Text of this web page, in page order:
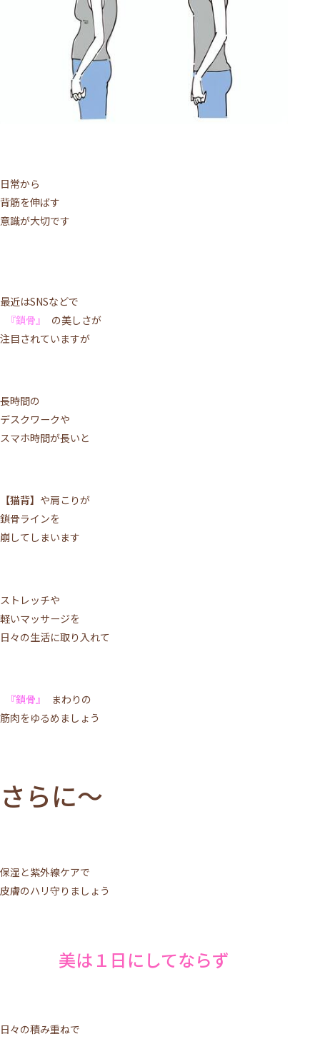
日常から
背筋を伸ばす
意識が大切です
最近はSNSなどで
『鎖骨』
の美しさが
注目されていますが
長時間の
デスクワークや
スマホ時間が長いと
【猫背】 や肩こりが
鎖骨ラインを
崩してしまいます
ストレッチや
軽いマッサージを
日々の生活に取り入れて
『鎖骨』
まわりの
筋肉をゆるめましょう
さらに～
保湿と紫外線ケアで
皮膚のハリ守りましょう
美は１日にしてならず
日々の積み重ねで